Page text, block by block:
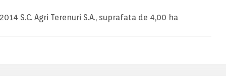
S.C. Agri Terenuri S.A., suprafata de 4,00 ha